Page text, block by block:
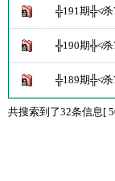
╬191期╬≮杀
╬190期╬≮杀
╬189期╬≮杀
共搜索到了32条信息[